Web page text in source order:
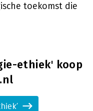
toekomst die
ethiek' koop